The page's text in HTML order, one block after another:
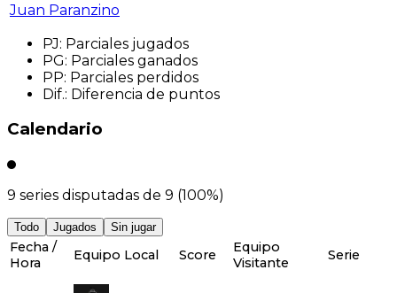
Juan Paranzino
PJ: Parciales jugados
PG: Parciales ganados
PP: Parciales perdidos
Dif.: Diferencia de puntos
Calendario
9 series disputadas de 9 (100%)
Todo Jugados Sin jugar
Fecha /
Hora
Equipo Local Score
Equipo
Visitante
Serie